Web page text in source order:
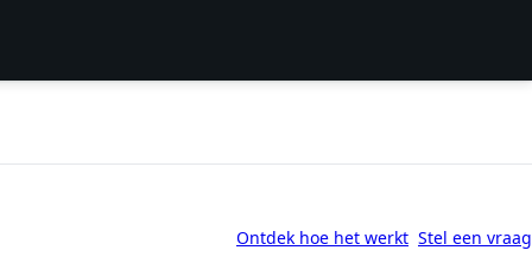
Ontdek hoe het werkt Stel een vraag